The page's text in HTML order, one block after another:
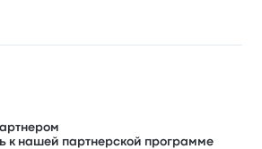
к нашей партнерской программе